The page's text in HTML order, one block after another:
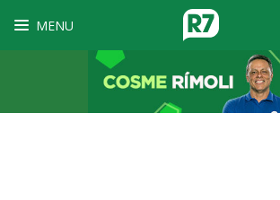
MENU